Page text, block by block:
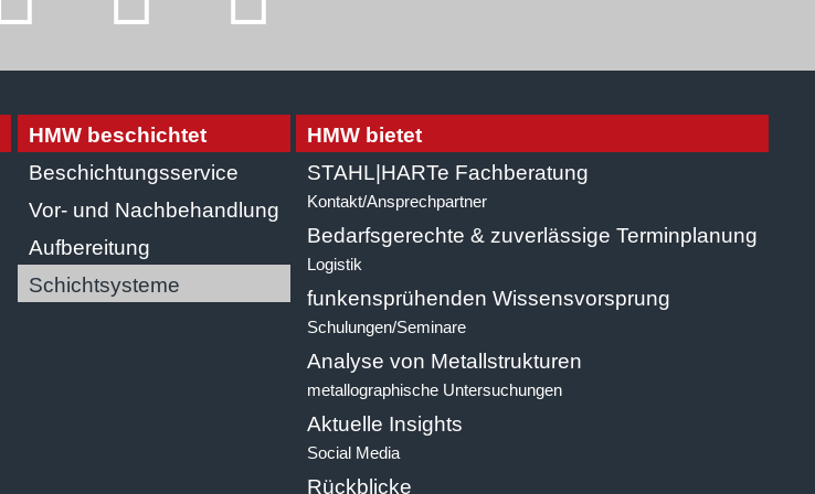
HMW beschichtet
Beschichtungsservice
Vor- und Nachbehandlung
Aufbereitung
Schichtsysteme
HMW bietet
STAHL|HARTe Fachberatung
Kontakt/Ansprechpartner
Bedarfsgerechte & zuverlässige Terminplanung
Logistik
funkensprühenden Wissensvorsprung
Schulungen/Seminare
Analyse von Metallstrukturen
metallographische Untersuchungen
Aktuelle Insights
Social Media
Rückblicke